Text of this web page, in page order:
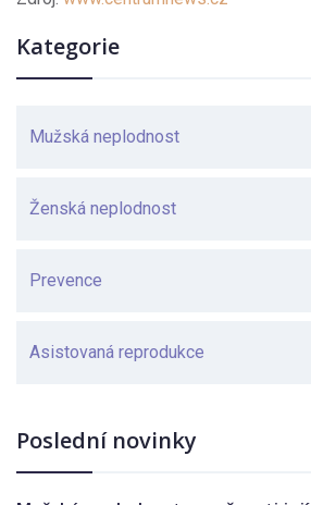
Kategorie
Mužská neplodnost
Ženská neplodnost
Prevence
Asistovaná reprodukce
Poslední novinky